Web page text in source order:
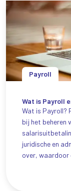
Payroll
Wat is Payroll
Wat is Payroll?
bij het beheren
juridische en
over, waardoor